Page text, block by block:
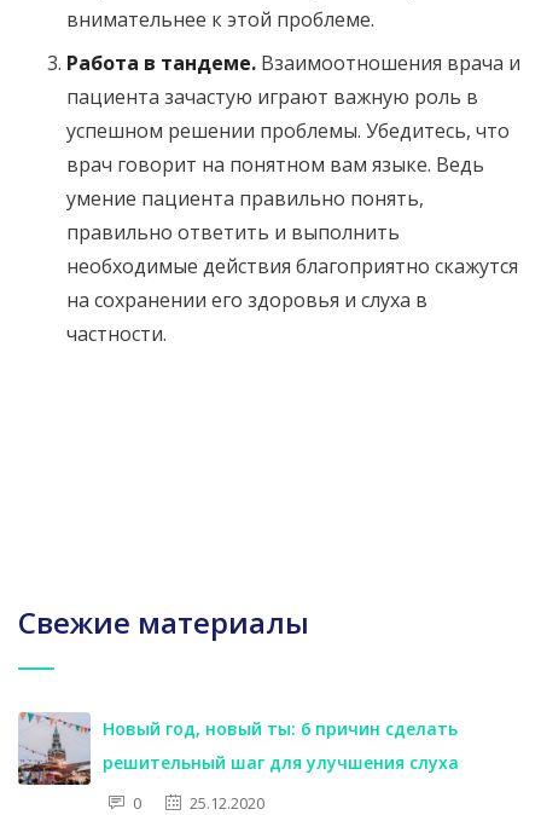
внимательнее к этой проблеме.
Работа в тандеме. Взаимоотношения врача и
пациента зачастую играют важную роль в
успешном решении проблемы. Убедитесь, что
врач говорит на понятном вам языке. Ведь
умение пациента правильно понять,
правильно ответить и выполнить
необходимые действия благоприятно скажутся
на сохранении его здоровья и слуха в
частности.
Свежие материалы
Новый год, новый ты: 6 причин сделать
решительный шаг для улучшения слуха
0 25.12.2020